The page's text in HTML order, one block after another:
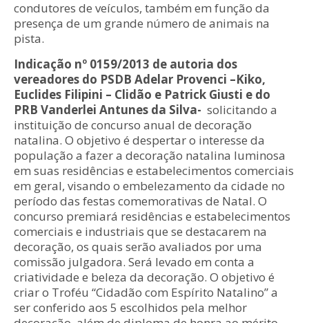
condutores de veículos, também em função da
presença de um grande número de animais na
pista.
Indicação nº 0159/2013 de autoria dos
vereadores do PSDB Adelar Provenci –Kiko,
Euclides Filipini – Clidão e Patrick Giusti e do
PRB Vanderlei Antunes da Silva- solicitando a
instituição de concurso anual de decoração
natalina. O objetivo é despertar o interesse da
população a fazer a decoração natalina luminosa
em suas residências e estabelecimentos comerciais
em geral, visando o embelezamento da cidade no
período das festas comemorativas de Natal. O
concurso premiará residências e estabelecimentos
comerciais e industriais que se destacarem na
decoração, os quais serão avaliados por uma
comissão julgadora. Será levado em conta a
criatividade e beleza da decoração. O objetivo é
criar o Troféu “Cidadão com Espírito Natalino” a
ser conferido aos 5 escolhidos pela melhor